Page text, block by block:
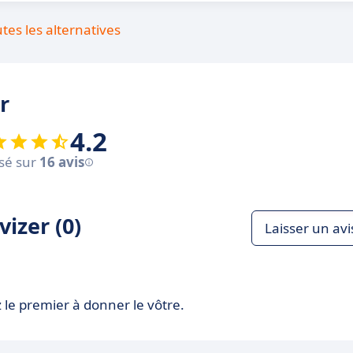
les alternatives
4.2
sur 16 avis
(0) Laisser un
le premier à donner le vôtre.